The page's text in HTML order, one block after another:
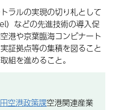
ルの実現の切り札として
）などの先進技術の導入促
港や京葉臨海コンビナート
証拠点等の集積を図ること
組を進めること。
空港政策課空港関連産業